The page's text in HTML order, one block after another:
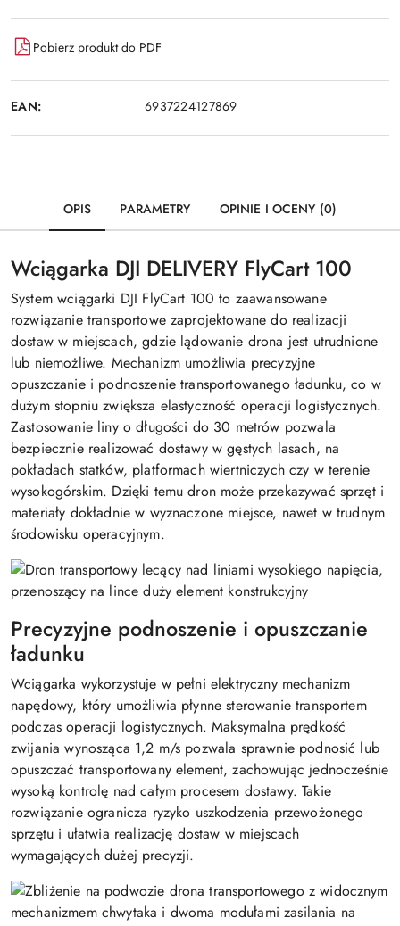
Pobierz produkt do PDF
EAN: 6937224127869
OPIS PARAMETRY OPINIE I OCENY (0)
Wciągarka DJI DELIVERY FlyCart 100
System wciągarki DJI FlyCart 100 to zaawansowane
rozwiązanie transportowe zaprojektowane do realizacji
dostaw w miejscach, gdzie lądowanie drona jest utrudnione
lub niemożliwe. Mechanizm umożliwia precyzyjne
opuszczanie i podnoszenie transportowanego ładunku, co w
dużym stopniu zwiększa elastyczność operacji logistycznych.
Zastosowanie liny o długości do 30 metrów pozwala
bezpiecznie realizować dostawy w gęstych lasach, na
pokładach statków, platformach wiertniczych czy w terenie
wysokogórskim. Dzięki temu dron może przekazywać sprzęt i
materiały dokładnie w wyznaczone miejsce, nawet w trudnym
środowisku operacyjnym.
Precyzyjne podnoszenie i opuszczanie
ładunku
Wciągarka wykorzystuje w pełni elektryczny mechanizm
napędowy, który umożliwia płynne sterowanie transportem
podczas operacji logistycznych. Maksymalna prędkość
zwijania wynosząca 1,2 m/s pozwala sprawnie podnosić lub
opuszczać transportowany element, zachowując jednocześnie
wysoką kontrolę nad całym procesem dostawy. Takie
rozwiązanie ogranicza ryzyko uszkodzenia przewożonego
sprzętu i ułatwia realizację dostaw w miejscach
wymagających dużej precyzji.